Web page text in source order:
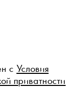
с Условия
приватности